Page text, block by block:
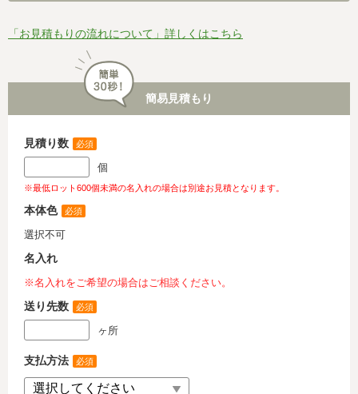
「お見積もりの流れについて」詳しくはこちら
簡易見積もり
見積り数 必須
個
※最低ロット600個未満の名入れの場合は別途お見積となります。
本体色 必須
選択不可
名入れ
※名入れをご希望の場合はご相談ください。
送り先数 必須
ヶ所
支払方法 必須